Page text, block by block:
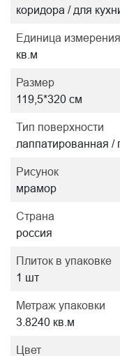
коридора / для
Единица измерения
кв.м
Размер
119,5*320 см
Тип поверхности
лаппатированная /
Рисунок
мрамор
Страна
россия
Плиток в упаковке
1 шт
Метраж упаковки
3.8240 кв.м
Цвет